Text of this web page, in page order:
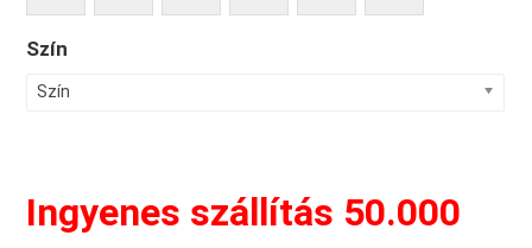
Szín
Szín
Ingyenes szállítás 50.000